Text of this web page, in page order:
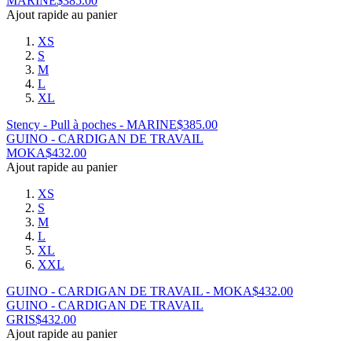
Ajout rapide au panier
XS
S
M
L
XL
Stency - Pull à poches - MARINE$385.00
GUINO - CARDIGAN DE TRAVAIL
MOKA$432.00
Ajout rapide au panier
XS
S
M
L
XL
XXL
GUINO - CARDIGAN DE TRAVAIL - MOKA$432.00
GUINO - CARDIGAN DE TRAVAIL
GRIS$432.00
Ajout rapide au panier